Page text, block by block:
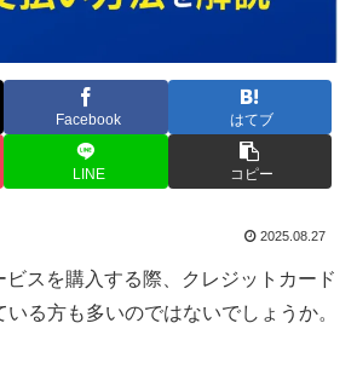
Facebook はてブ
LINE コピー
2025.08.27
ビスを購入する際、クレジットカード
る方も多いのではないでしょうか。